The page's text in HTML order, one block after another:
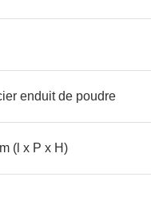
enduit de poudre
(l x P x H)